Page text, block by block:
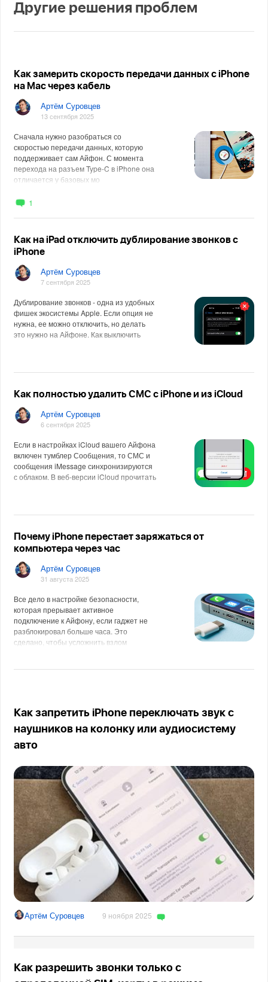
Другие решения проблем
Как замерить скорость передачи данных с iPhone
на Mac через кабель
Артём Суровцев
13 сентября 2025
Сначала нужно разобраться со
скоростью передачи данных, которую
поддерживает сам Айфон. С момента
перехода на разъем Type-C в iPhone она
отличается у базовых мо
1
Как на iPad отключить дублирование звонков с
iPhone
Артём Суровцев
7 сентября 2025
Дублирование звонков - одна из удобных
фишек экосистемы Apple. Если опция не
нужна, ее можно отключить, но делать
это нужно на Айфоне. Как выключить
Как полностью удалить СМС с iPhone и из iCloud
Артём Суровцев
6 сентября 2025
Если в настройках iCloud вашего Айфона
включен тумблер Сообщения, то СМС и
сообщения iMessage синхронизируются
с облаком. В веб-версии iCloud прочитать
Почему iPhone перестает заряжаться от
компьютера через час
Артём Суровцев
31 августа 2025
Все дело в настройке безопасности,
которая прерывает активное
подключение к Айфону, если гаджет не
разблокировал больше часа. Это
сделано, чтобы усложнить взлом
Как запретить iPhone переключать звук с
наушников на колонку или аудиосистему
авто
Артём Суровцев 9 ноября 2025
Как разрешить звонки только с